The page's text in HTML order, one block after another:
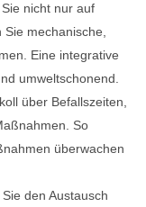
nicht nur auf
mechanische,
Eine integrative
umweltschonend.
über Befallszeiten,
So
überwachen
den Austausch